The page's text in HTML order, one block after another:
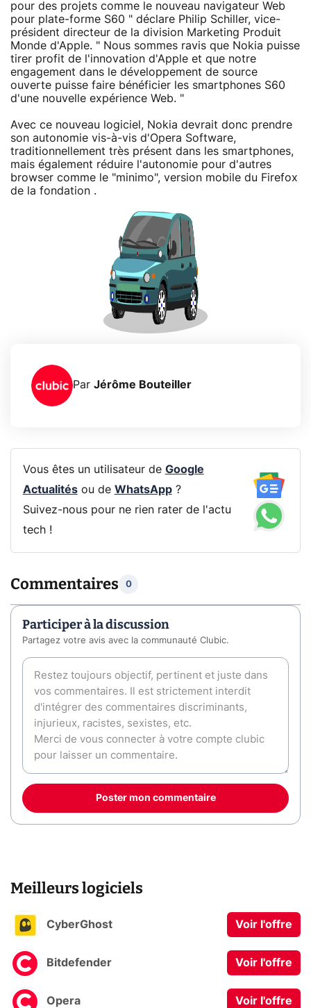
pour des projets comme le nouveau navigateur Web
pour plate-forme S60 " déclare Philip Schiller, vice-
président directeur de la division Marketing Produit
Monde d'Apple. " Nous sommes ravis que Nokia puisse
tirer profit de l'innovation d'Apple et que notre
engagement dans le développement de source
ouverte puisse faire bénéficier les smartphones S60
d'une nouvelle expérience Web. "
Avec ce nouveau logiciel, Nokia devrait donc prendre
son autonomie vis-à-vis d'Opera Software,
traditionnellement très présent dans les smartphones,
mais également réduire l'autonomie pour d'autres
browser comme le "minimo", version mobile du Firefox
de la fondation .
Par Jérôme Bouteiller
Vous êtes un utilisateur de Google
Actualitésou de WhatsApp?
Suivez-nous pour ne rien rater de l'actu
tech !
Commentaires 0
Participer à la discussion
Partagez votre avis avec la communauté Clubic.
Poster mon commentaire
Meilleurs logiciels
CyberGhost Voir l'offre
Bitdefender Voir l'offre
Opera Voir l'offre